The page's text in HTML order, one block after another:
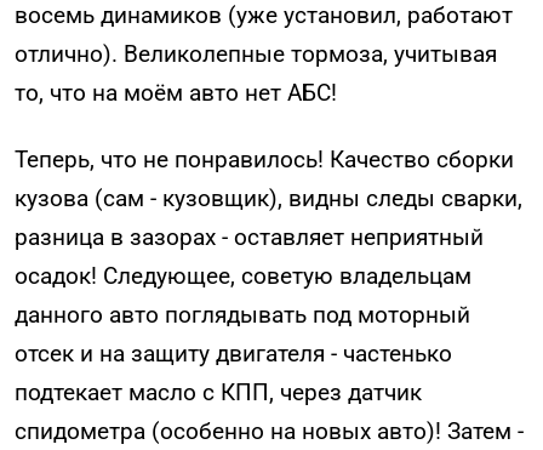
восемь динамиков (уже установил, работают
отлично). Великолепные тормоза, учитывая
то, что на моём авто нет АБС!
Теперь, что не понравилось! Качество сборки
кузова (сам - кузовщик), видны следы сварки,
разница в зазорах - оставляет неприятный
осадок! Следующее, советую владельцам
данного авто поглядывать под моторный
отсек и на защиту двигателя - частенько
подтекает масло с КПП, через датчик
спидометра (особенно на новых авто)! Затем -